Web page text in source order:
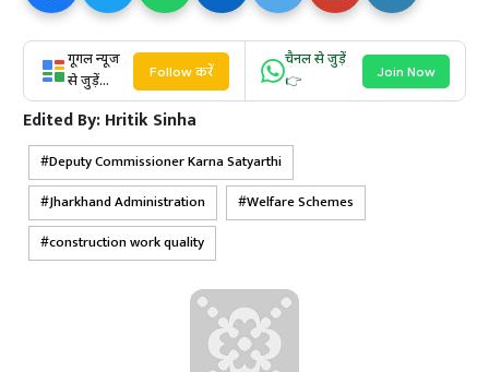
गूगल न्यूज
से जुड़ें...
Follow करें
चैनल से जुड़ें
👉
Join Now
Edited By:Hritik Sinha
Deputy Commissioner Karna Satyarthi
Jharkhand Administration
Welfare Schemes
construction work quality